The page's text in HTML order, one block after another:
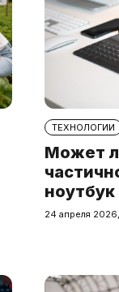
ТЕХНОЛОГИИ
Может
24 апреля 2026,